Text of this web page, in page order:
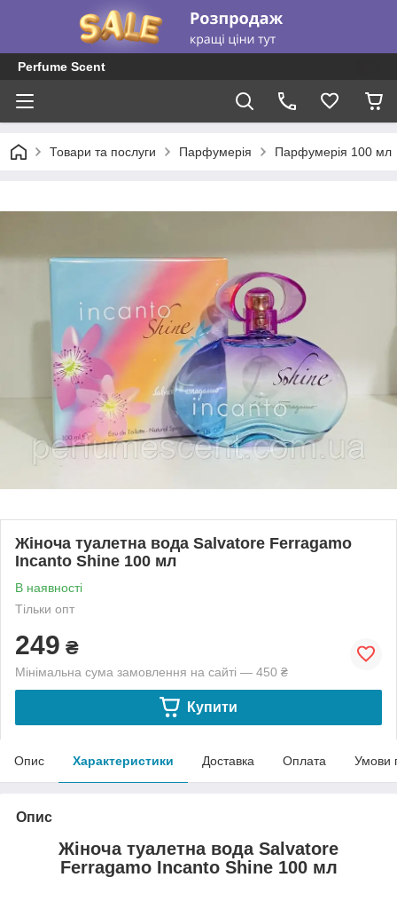
Perfume Scent
Товари та послуги Парфумерія Парфумерія 100 мл
Жіноча туалетна вода Salvatore Ferragamo
Incanto Shine 100 мл
В наявності
Тільки опт
249 ₴
Мінімальна сума замовлення на сайті — 450 ₴
Купити
Опис Характеристики Доставка Оплата Умови
Опис
Жіноча туалетна вода Salvatore
Ferragamo Incanto Shine 100 мл